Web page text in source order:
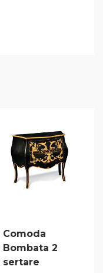
Comoda
Bombata 2
sertare